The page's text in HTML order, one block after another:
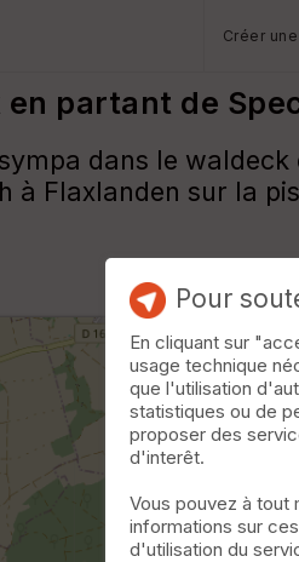
Créer
partant de
dans le
à Flaxlanden sur la
Pour
En cliquant sur
usage technique
que l'utilisation
statistiques ou de
proposer des
d'interêt.
Vous pouvez à tout
informations sur
d'utilisation du